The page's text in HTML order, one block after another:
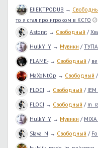
EJIEKTPODUB →
то я стал про игроком в КСГО
Astorat → Свободный /
HulkY_Y → Мувики /
FLAME-→ Свободный /
MaXoNtOp → Свободный /
FLOCI → Свободный /
FLOCI → Свободный /
HulkY_Y → Мувики /
Slava_N → Свободный /